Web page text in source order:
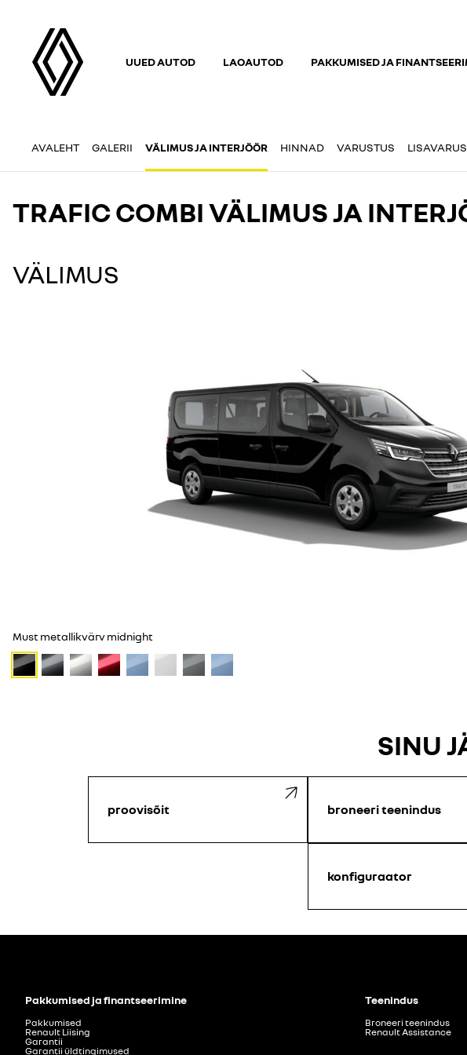
UUED AUTOD LAOAUTOD PAKKUMISED JA
AVALEHT GALERII VÄLIMUS JA INTERJÖÖR HINNAD VARUSTUS
TRAFIC COMBI VÄLIMUS JA
VÄLIMUS
Must metallikvärv midnight
SINU
proovisõit broneeri teenindus
konfiguraator
Pakkumised ja finantseerimine
Pakkumised
Renault Liising
Garantii
Garantii üldtingimused
Teenindus
Broneeri teenindus
Renault Assistance